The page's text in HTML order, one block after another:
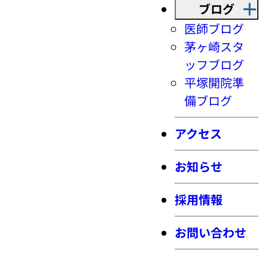
ブログ
医師ブログ
茅ヶ崎スタ
ッフブログ
平塚開院準
備ブログ
アクセス
お知らせ
採用情報
お問い合わせ